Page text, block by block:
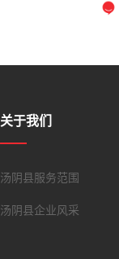
关于我们
汤阴县服务范围
汤阴县企业风采